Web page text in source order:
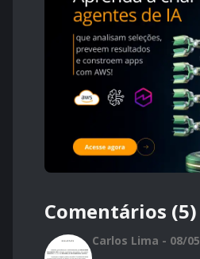
Comentários (5)
Carlos Lima - 08/